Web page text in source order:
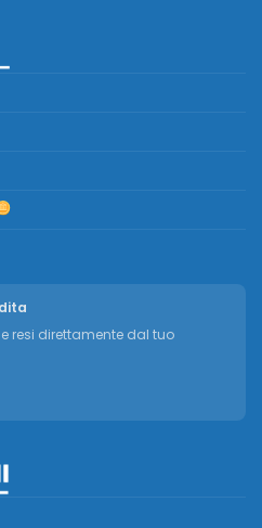
resi direttamente dal tuo